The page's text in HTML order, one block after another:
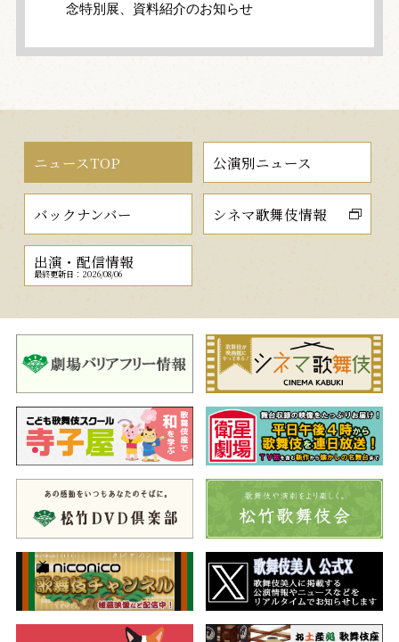
念特別展、資料紹介のお知らせ
ニュースTOP 公演別ニュース
バックナンバー シネマ歌舞伎情報
出演・配信情報
最終更新日：2026/08/06